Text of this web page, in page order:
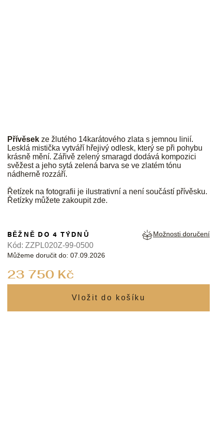
Přívěsek ze žlutého 14karátového zlata s jemnou linií.
Lesklá mistička vytváří hřejivý odlesk, který se při pohybu
krásně mění. Zářivě zelený smaragd dodává kompozici
svěžest a jeho sytá zelená barva se ve zlatém tónu
nádherně rozzáří.
Řetízek na fotografii je ilustrativní a není součástí přívěsku.
Řetízky můžete zakoupitzde.
23 750 Kč
BĚŽNĚ DO 4 TÝDNŮ
Můžeme doručit do: 07.09.2026
Možnosti doručení
Kód: ZZPL020Z-99-0500